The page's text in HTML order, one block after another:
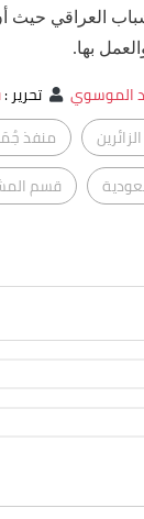
العراقي حيث
بها.
الموسوي تحرير:
منفذ
قسم